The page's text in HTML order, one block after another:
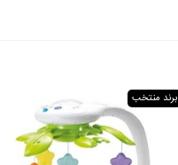
برند منتخب